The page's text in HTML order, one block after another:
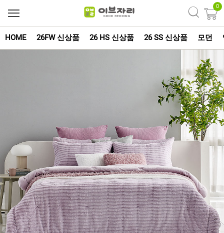
0
HOME 26FW 신상품 26 HS 신상품 26 SS 신상품 모던